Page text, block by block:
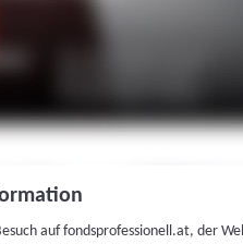
auf fondsprofessionell.at, der